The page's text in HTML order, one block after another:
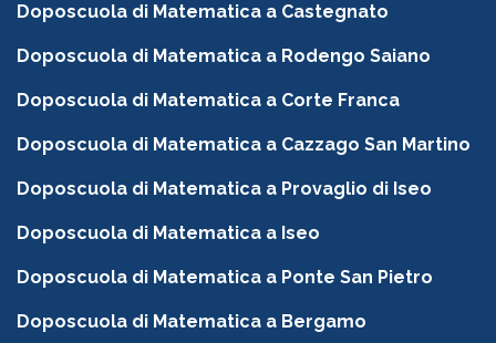
Doposcuola di Matematica a Castegnato
Doposcuola di Matematica a Rodengo Saiano
Doposcuola di Matematica a Corte Franca
Doposcuola di Matematica a Cazzago San Martino
Doposcuola di Matematica a Provaglio di Iseo
Doposcuola di Matematica a Iseo
Doposcuola di Matematica a Ponte San Pietro
Doposcuola di Matematica a Bergamo